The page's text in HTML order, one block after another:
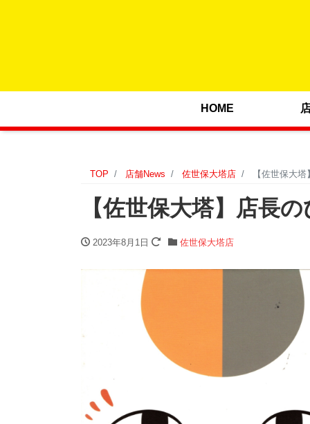
HOME
TOP 店舗News 佐世保大塔店 【佐世保大
【佐世保大塔】店長
2023年8月1日 佐世保大塔店